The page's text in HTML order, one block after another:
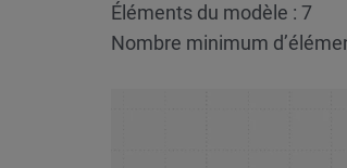
Éléments du modèle : 7
Nombre minimum